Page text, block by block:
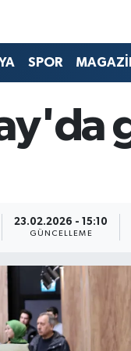
SPOR
23.02.2026 - 15:10
GÜNCELLEME